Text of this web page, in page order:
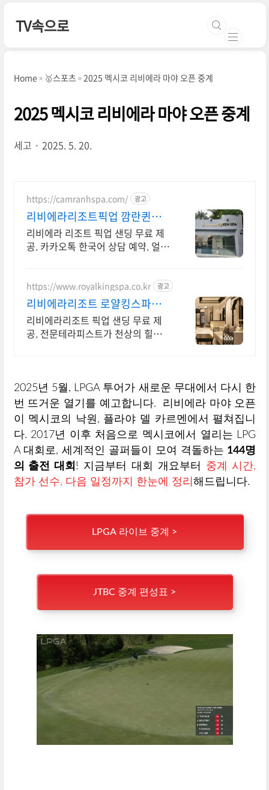
TV속으로
Home 🥇스포츠 2025 멕시코 리비에라 마야 오픈 중계
2025 멕시코 리비에라 마야 오픈 중계
세고 2025. 5. 20.
https://camranhspa.com/ 광고
리비에라리조트픽업 깜란퀸스
파 최대 25명 수용, 가족룸
리비에라 리조트 픽업 샌딩 무료 제
공. 카카오톡 한국어 상담 예약. 얼리
급 스파 마사지.
https://www.royalkingspa.co.kr 광고
리비에라리조트 로얄킹스파깜
란 리조트의 아침 얼리모닝할인
리비에라리조트 픽업 샌딩 무료 제
공. 전문테라피스트가 천상의 힐링을
2025년 5월, LPGA 투어가 새로운 무대에서 다시 한
번 뜨거운 열기를 예고합니다. 리비에라 마야 오픈
이 멕시코의 낙원, 플라야 델 카르멘에서 펼쳐집니
다. 2017년 이후 처음으로 멕시코에서 열리는 LPG
A 대회로, 세계적인 골퍼들이 모여 격돌하는 144명
의 출전 대회 ! 지금부터 대회 개요부터 중계 시간,
참가 선수, 다음 일정까지 한눈에 정리 해드립니다.
LPGA 라이브 중계 >
JTBC 중계 편성표 >